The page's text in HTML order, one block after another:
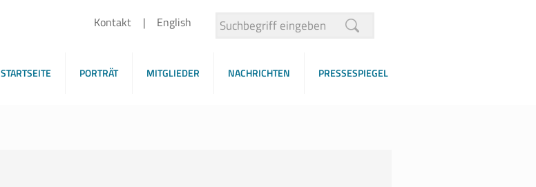
Kontakt English
STARTSEITE PORTRÄT MITGLIEDER NACHRICHTEN PRESSESPIEGEL